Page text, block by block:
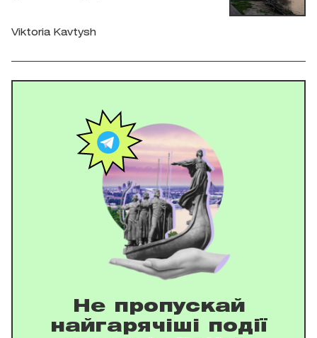
Viktoria Kavtysh
Не пропускай
найгарячіші події